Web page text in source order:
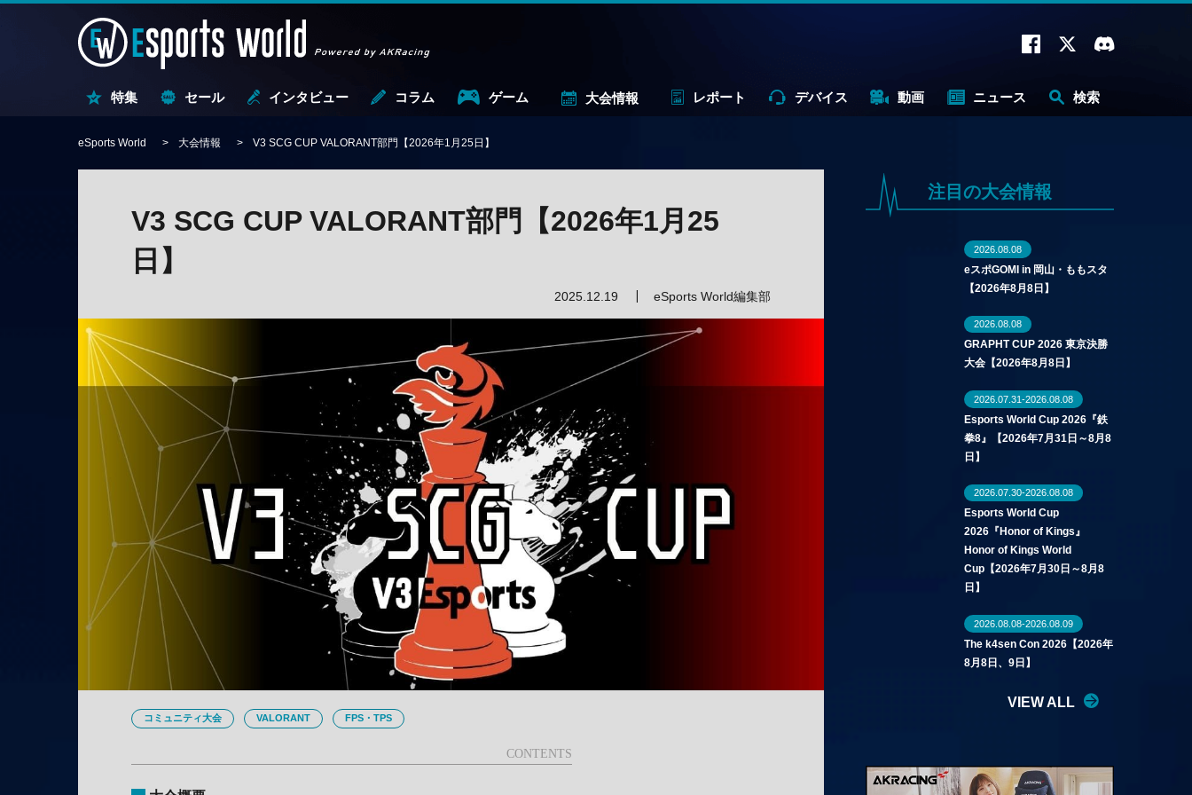
特集 セール インタビュー コラム ゲーム 大会情報 レポート デバイス 動画 ニュース 検索
eSports World 大会情報 V3 SCG CUP VALORANT部門【2026年1月25日】
V3 SCG CUP VALORANT部門【2026年1月25
日】
2025.12.19 eSports World編集部
コミュニティ大会 VALORANT FPS・TPS
注目の大会情報
2026.08.08
eスポGOMI in 岡山・ももスタ
【2026年8月8日】
2026.08.08
GRAPHT CUP 2026 東京決勝
大会【2026年8月8日】
2026.07.31-2026.08.08
Esports World Cup 2026『鉄
拳8』【2026年7月31日～8月8
日】
2026.07.30-2026.08.08
Esports World Cup
2026『Honor of Kings』
Honor of Kings World
Cup【2026年7月30日～8月8
日】
2026.08.08-2026.08.09
The k4sen Con 2026【2026年
8月8日、9日】
VIEW ALL